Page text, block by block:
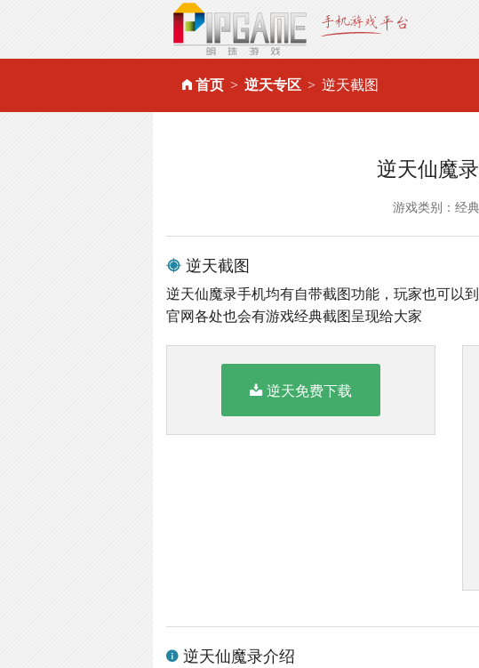
首页 逆天专区 逆天截图
逆天仙魔
游戏类别：经
逆天截图
逆天仙魔录手机均有自带截图功能，玩家也可以
官网各处也会有游戏经典截图呈现给大家
逆天免费下载
逆天仙魔录介绍